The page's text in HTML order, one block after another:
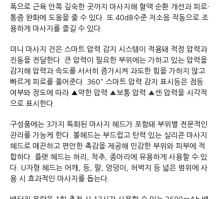
폭으로 근육 안쪽 깊숙한 곳까지 마사지해 혈액 순환 개선과 피로·
통증 완화에 도움을 줄 수 있다. 또 40dB수준 저소음 작동으로 조
용하게 마사지를 즐길 수 있다.
미니 마사지 건은 스마트 압력 감지 시스템이 적용돼 적정 압력과
진동을 전달한다. 큰 압력이 필요한 부위에는 가하고 있는 압력을
감지해 압력과 속도를 서서히 증가시켜 과도한 힘을 가하지 않고
빠르게 피로를 풀어준다. 360° 스마트 압력 감지 표시등은 점등
여부와 정도에 따라 ▲약한 압력 ▲ 보통 압력 ▲ 센 압력을 시각적
으로 표시한다.
구성품에는 3가지 특화된 마사지 헤드가 포함돼 부위별 전문적인
관리를 가능케 한다. 볼헤드는 부드럽고 탄력 있는 실리콘 마사지
헤드로 매끈하고 편안한 촉감을 제공해 민감한 부위와 피부에 적
합하다. 플랫 헤드는 허리, 척추, 종아리에 유용하게 사용할 수 있
다. U자형 헤드는 어깨, 등, 팔, 엉덩이, 허벅지 등 넓은 범위에 사
용 시 효과적인 마사지를 돕는다.